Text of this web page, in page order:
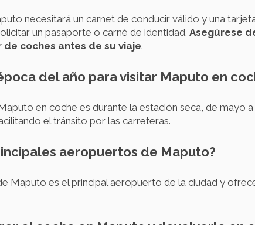
necesitará un carnet de conducir válido y una
un pasaporte o carné de identidad. Asegúrese
coches antes de su viaje.
del año para visitar Maputo en
en coche es durante la estación seca, de mayo
el tránsito por las carreteras.
aeropuertos de Maputo?
Maputo es el principal aeropuerto de la ciudad y